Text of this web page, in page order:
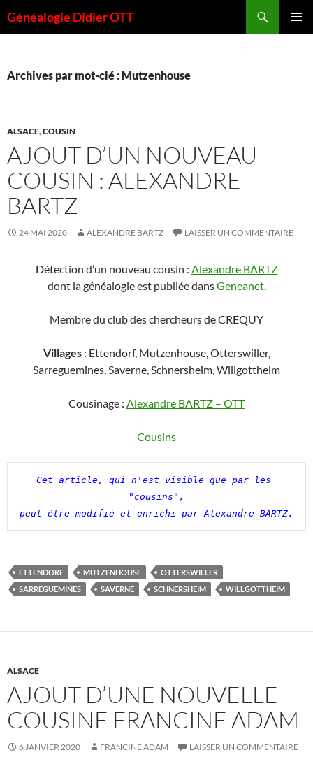
auGénéalogie Didier OTT
Archives par mot-clé : Mutzenhouse
ALSACE,COUSIN
AJOUT D’UN NOUVEAU
COUSIN : ALEXANDRE
BARTZ
24 MAI 2020 ALEXANDRE BARTZ LAISSER UN COMMENTAIRE
Détection d’un nouveau cousin : Alexandre BARTZ
dont la généalogie est publiée dansGeneanet.
Membre du club des chercheurs de CREQUY
Villages: Ettendorf, Mutzenhouse, Otterswiller,
Sarreguemines, Saverne, Schnersheim, Willgottheim
Cousinage : Alexandre BARTZ – OTT
Cousins
Cet article, qui n'est visible que par les
"cousins",
peut être modifié et enrichi par Alexandre BARTZ.
ETTENDORF MUTZENHOUSE
OTTERSWILLER
SARREGUEMINES
SAVERNE SCHNERSHEIM WILLGOTTHEIM
ALSACE
AJOUT D’UNE NOUVELLE
COUSINE FRANCINE ADAM
6 JANVIER 2020 FRANCINE ADAM LAISSER UN COMMENTAIRE